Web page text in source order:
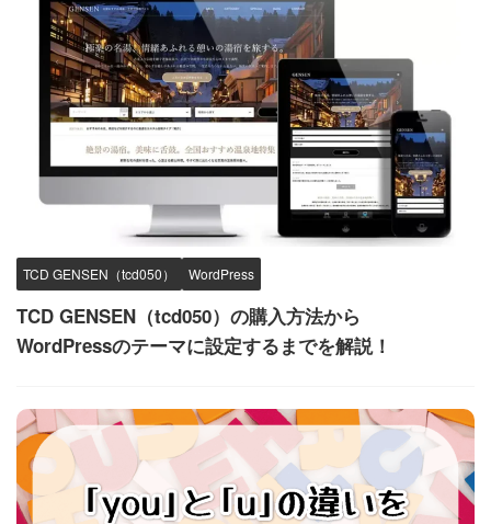
TCD GENSEN（tcd050） WordPress
TCD GENSEN（tcd050）の購入方法から
WordPressのテーマに設定するまでを解説！